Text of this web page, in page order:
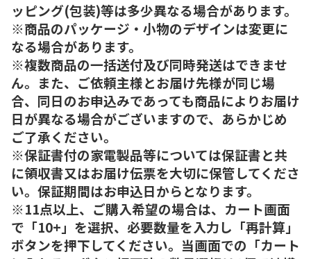
ッピング(包装)等は多少異なる場合があります。
※商品のパッケージ・小物のデザインは変更に
なる場合があります。
※複数商品の一括送付及び同時発送はできませ
ん。また、ご依頼主様とお届け先様が同じ場
合、同日のお申込みであっても商品によりお届け
日が異なる場合がございますので、あらかじめ
ご了承ください。
※保証書付の家電製品等については保証書と共
に領収書又はお届け伝票を大切に保管してくださ
い。保証期間はお申込日からとなります。
※11点以上、ご購入希望の場合は、カート画面
で「10+」を選択、必要数量を入力し「再計算」
ボタンを押下してください。当画面での「カート